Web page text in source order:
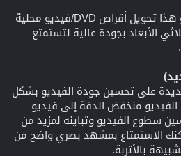
يمكن لبرنامج تحويل الفيديو هذا تحويل أقراص DVD/فيديو محلية
الأبعاد بجودة عالية لتستمتع
على تحسين جودة الفيديو بشكل
منخفض الدقة إلى فيديو
سطوع الفيديو وتباينه لمزيد من
الاستمتاع بمشهد بصري واضح من
بالأتربة.